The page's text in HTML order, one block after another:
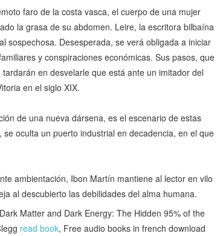
faro de la costa vasca, el cuerpo de una mujer
la grasa de su abdomen. Leire, la escritora bilbaína
sospechosa. Desesperada, se verá obligada a iniciar
y conspiraciones económicas. Sus pasos, que
en desvelarle que está ante un imitador del
en el siglo XIX.
de una nueva dársena, es el escenario de estas
oculta un puerto industrial en decadencia, en el que
ambientación, Ibon Martín mantiene al lector en vilo
al descubierto las debilidades del alma humana.
Matter and Dark Energy: The Hidden 95% of the
read book, Free audio books in french download